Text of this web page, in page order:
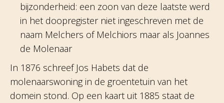
bijzonderheid: een zoon van deze laatste werd
in het doopregister niet ingeschreven met de
naam Melchers of Melchiors maar als Joannes
de Molenaar
In 1876 schreef Jos Habets dat de
molenaarswoning in de groentetuin van het
domein stond. Op een kaart uit 1885 staat de